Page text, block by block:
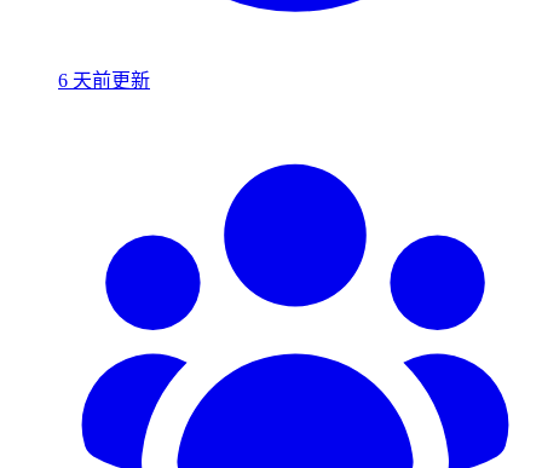
6 天前更新